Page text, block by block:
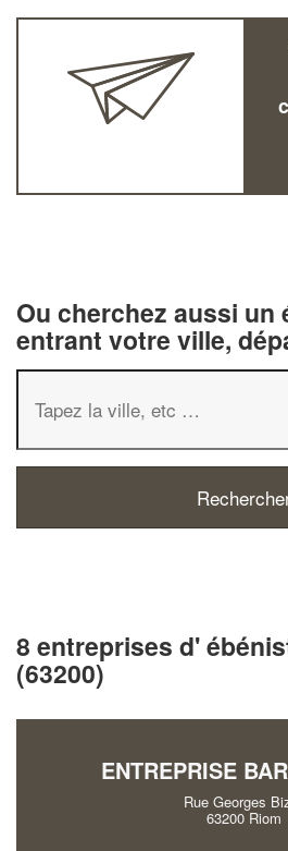
Ou cherchez aussi un
entrant votre ville,
8 entreprises d'
(63200)
ENTREPRISE
Rue Georges
63200 Riom